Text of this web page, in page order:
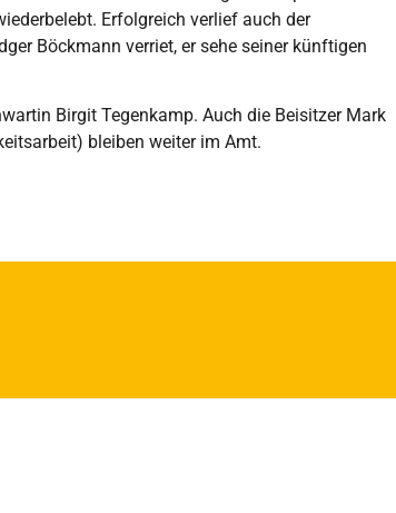
Erfolgreich verlief auch der
Böckmann verriet, er sehe seiner künftigen
Birgit Tegenkamp. Auch die Beisitzer Mark
bleiben weiter im Amt.